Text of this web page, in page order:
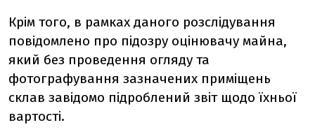
Крім того, в рамках даного розслідування
повідомлено про підозру оцінювачу майна,
який без проведення огляду та
фотографування зазначених приміщень
склав завідомо підроблений звіт щодо їхньої
вартості.